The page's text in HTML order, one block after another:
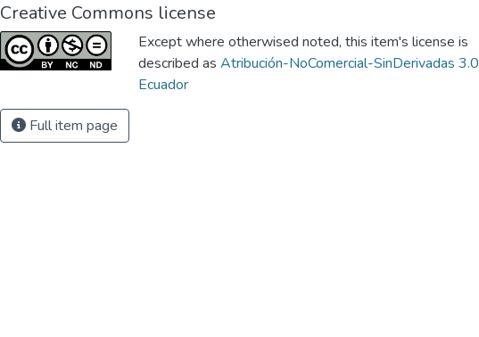
Creative Commons license
Except where otherwised noted, this item's license is
described as Atribución-NoComercial-SinDerivadas 3.0
Ecuador
Full item page